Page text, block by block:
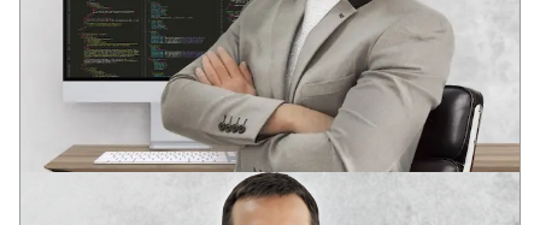
ВЕДУЩИЙ РАЗРАБОТЧИК